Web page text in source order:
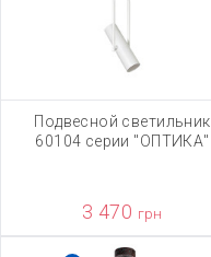
Подвесной светильник
60104 серии "ОПТИКА"
3 470 грн